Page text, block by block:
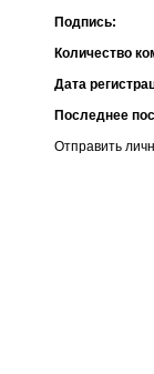
Подпись:
Количество
Дата
Последнее
Отправить